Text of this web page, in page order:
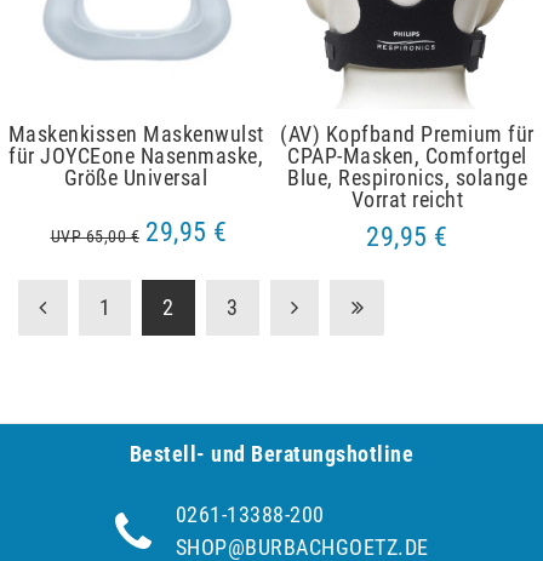
Maskenkissen Maskenwulst
für JOYCEone Nasenmaske,
Größe Universal
UVP 65,00 € 29,95 €
(AV) Kopfband Premium für
CPAP-Masken, Comfortgel
Blue, Respironics, solange
Vorrat reicht
29,95 €
1 2 3
Bestell- und Be­ra­tungs­hot­line
0261-13388-200
SHOP@BURBACHGOETZ.DE